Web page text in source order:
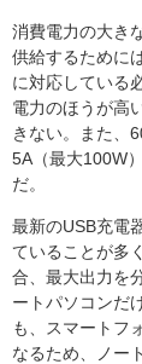
消費電力の大き
供給するために
に対応している
電力のほうが高
きない。また、
5A（最大100W
だ。
最新のUSB充電
ていることが多
合、最大出力を
ートパソコンだ
も、スマートフ
なるため、ノー